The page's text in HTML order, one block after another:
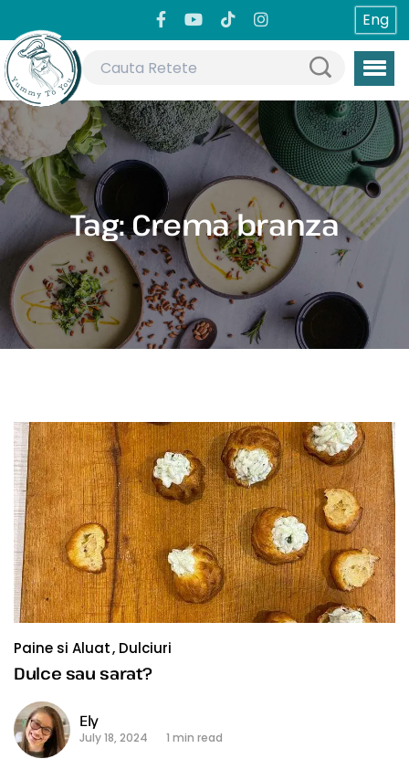
Eng
Tag:Crema branza
Paine si Aluat Dulciuri
Dulce sau sarat?
Ely
July 18, 2024 1 min read